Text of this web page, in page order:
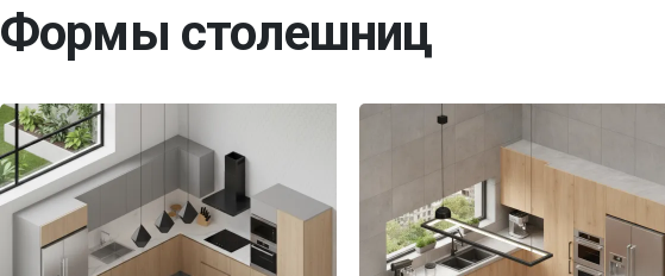
Формы столешниц